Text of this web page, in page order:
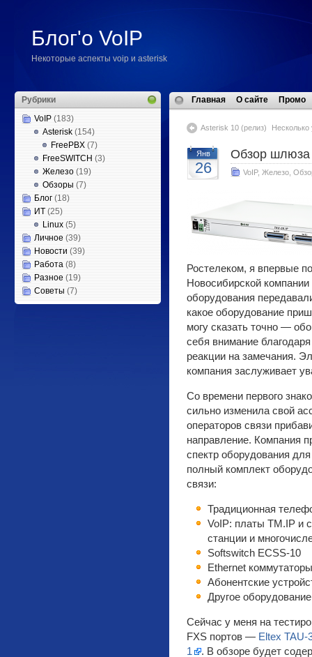
Блог'о VoIP
Некоторые аспекты voip и asterisk
Рубрики
VoIP (183)
Asterisk (154)
FreePBX (7)
FreeSWITCH (3)
Железо (19)
Обзоры (7)
Блог (18)
ИТ (25)
Linux (5)
Личное (39)
Новости (39)
Работа (8)
Разное (19)
Советы (7)
Главная О сайте Промо
Asterisk 10 (релиз) Несколько
Янв
26
Обзор шлюза
VoIP, Железо
Ростелеком, я впервые
Новосибирской
оборудования
какое оборудование
могу сказать точно —
себя внимание
реакции на замечания.
компания заслуживает
Со времени первого
сильно изменила свой
операторов связи
направление. Компания
спектр оборудования
полный комплект
связи:
Традиционная
VoIP: платы TM.IP и
станции и
Softswitch ECSS-10
Ethernet
Абонентские
Другое
Сейчас у меня на
FXS портов — Eltex TAU-
1
. В обзоре будет